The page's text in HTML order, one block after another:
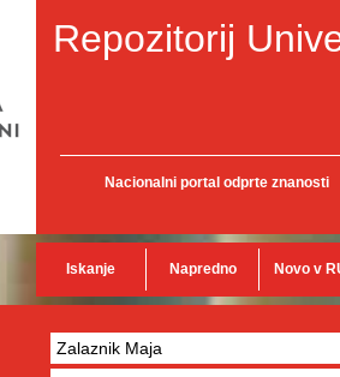
Repozitorij
Nacionalni portal odprte znanosti
Iskanje Napredno Novo v